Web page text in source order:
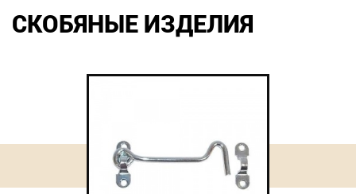
О компании
СКОБЯНЫЕ ИЗДЕЛИЯ